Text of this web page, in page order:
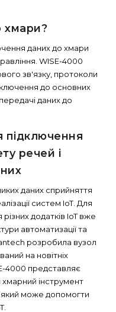
хмари?
даних до хмари
WISE-4000
зв'язку, протоколи
до основних
даних до
підключення
речей і
даних сприйняття
систем IoT. Для
додатків IoT вже
автоматизації та
розробила вузол
на новітніх
4000 представляє
інструмент
який може допомогти